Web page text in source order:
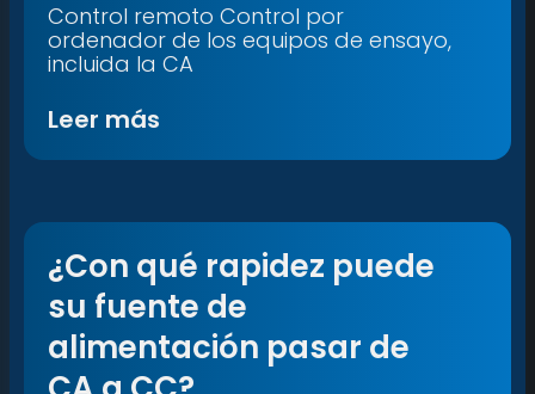
Control remoto Control por
ordenador de los equipos de ensayo,
incluida la CA
Leer más
¿Con qué rapidez puede
su fuente de
alimentación pasar de